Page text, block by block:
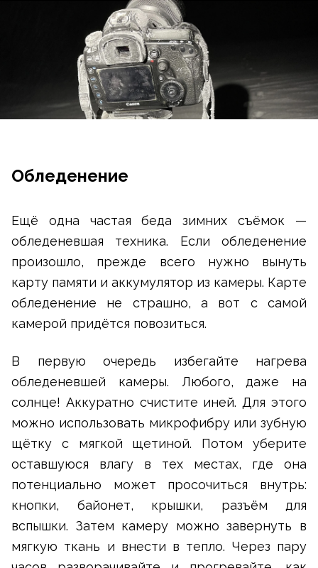
Обледенение
Ещё одна частая беда зимних съёмок —
обледеневшая техника. Если обледенение
произошло, прежде всего нужно вынуть
карту памяти и аккумулятор из камеры. Карте
обледенение не страшно, а вот с самой
камерой придётся повозиться.
В первую очередь избегайте нагрева
обледеневшей камеры. Любого, даже на
солнце! Аккуратно счистите иней. Для этого
можно использовать микрофибру или зубную
щётку с мягкой щетиной. Потом уберите
оставшуюся влагу в тех местах, где она
потенциально может просочиться внутрь:
кнопки, байонет, крышки, разъём для
вспышки. Затем камеру можно завернуть в
мягкую ткань и внести в тепло. Через пару